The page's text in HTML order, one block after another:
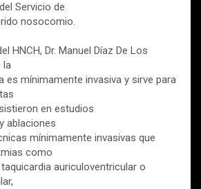
Servicio de
nosocomio.
HNCH, Dr. Manuel Díaz De Los
la
es mínimamente invasiva y sirve para
en estudios
ablaciones
mínimamente invasivas que
como
auriculoventricular o